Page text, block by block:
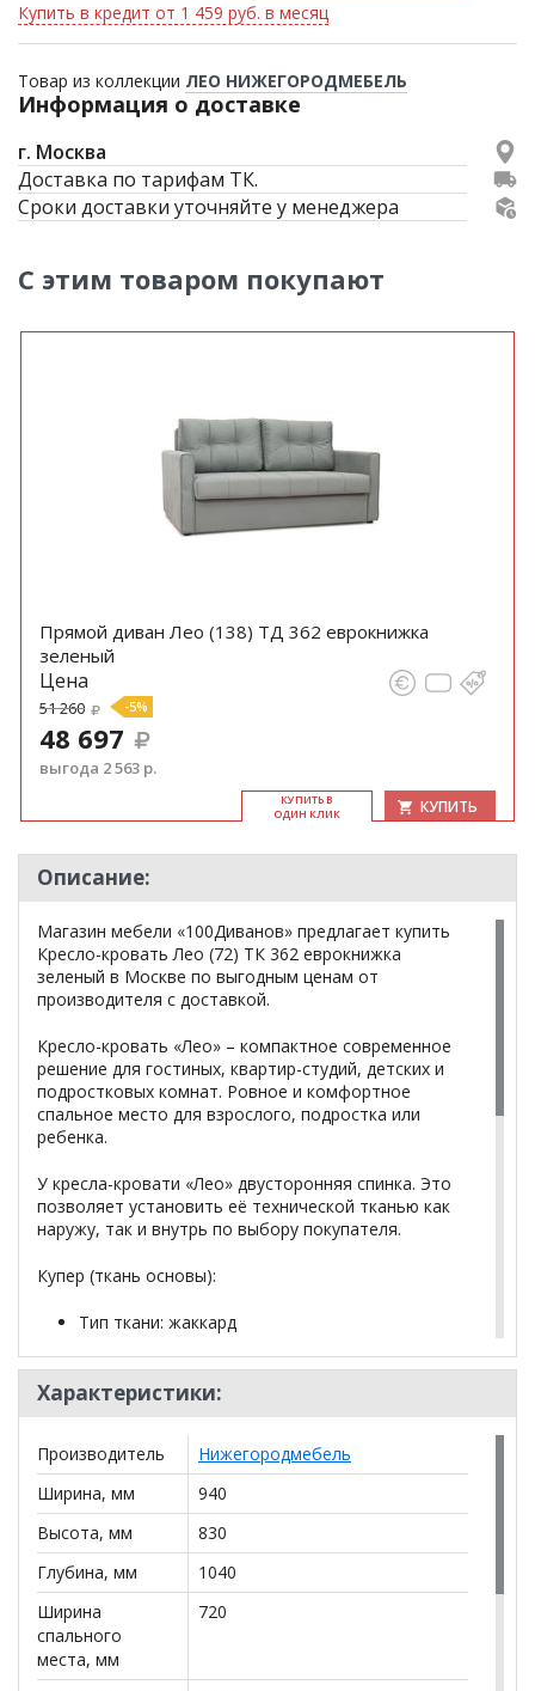
Купить в кредит от 1 459 руб. в месяц
Товар из коллекции ЛЕО НИЖЕГОРОДМЕБЕЛЬ
Информация о доставке
г. Москва
Доставка по тарифам ТК.
Сроки доставки уточняйте у менеджера
С этим товаром покупают
Прямой диван Лео (138) ТД 362 еврокнижка
зеленый
Цена
51 260 -5%
48 697
выгода 2 563 р.
КУ­ПИТЬ В
ОДИН КЛИК
КУПИТЬ
Описание:
Магазин мебели «100Диванов» предлагает купить
Кресло-кровать Лео (72) ТК 362 еврокнижка
зеленый в Москве по выгодным ценам от
производителя с доставкой.
Кресло-кровать «Лео» – компактное современное
решение для гостиных, квартир-студий, детских и
подростковых комнат. Ровное и комфортное
спальное место для взрослого, подростка или
ребенка.
У кресла-кровати «Лео» двусторонняя спинка. Это
позволяет установить её технической тканью как
наружу, так и внутрь по выбору покупателя.
Купер (ткань основы):
Тип ткани: жаккард
Количество циклов истирания более 30 000
Основные преимущества:
легкая чистка
гладкая плотная текстура
высокая износостойкость
*Дополнительную информацию о том, как купить
Кресло-кровать Лео (72) ТК 362 еврокнижка зеленый
уточняйте у нашего менеджера по телефону
+79292022735
Характеристики:
Производитель
Нижегородмебель
Ширина, мм
940
Высота, мм
830
Глубина, мм
1040
Ширина
спального
места, мм
720